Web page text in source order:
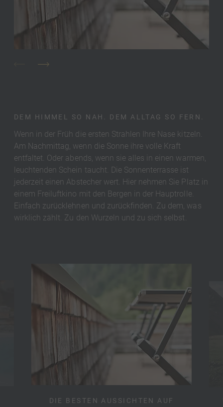
DEM HIMMEL SO NAH. DEM ALLTAG SO FERN.
Wenn in der Früh die ersten Strahlen Ihre Nase kitzeln.
Am Nachmittag, wenn die Sonne ihre volle Kraft
entfaltet. Oder abends, wenn sie alles in einen warmen,
leuchtenden Schein taucht. Die Sonnenterrasse ist
jederzeit einen Abstecher wert. Hier nehmen Sie Platz in
einem Freiluftkino mit den Bergen in der Hauptrolle.
Einfach zurücklehnen und zurückfinden. Zu dem, was
wirklich zählt. Zu den Wurzeln und zu sich selbst.
DIE BESTEN AUSSICHTEN AUF